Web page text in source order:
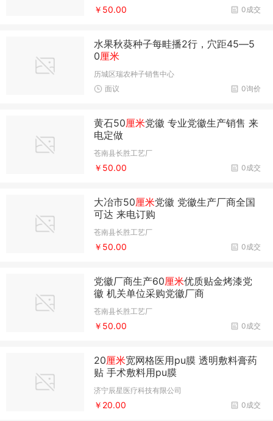
0成交
￥50.00
水果秋葵种子每畦播2行，穴距45―5
0厘米
历城区瑞农种子销售中心
0询价
面议
黄石50厘米党徽 专业党徽生产销售 来
电定做
苍南县长胜工艺厂
0成交
￥50.00
大冶市50厘米党徽 党徽生产厂商全国
可达 来电订购
苍南县长胜工艺厂
0成交
￥50.00
党徽厂商生产60厘米优质贴金烤漆党
徽 机关单位采购党徽厂商
苍南县长胜工艺厂
0成交
￥50.00
20厘米宽网格医用pu膜 透明敷料膏药
贴 手术敷料用pu膜
济宁辰星医疗科技有限公司
0成交
￥20.00